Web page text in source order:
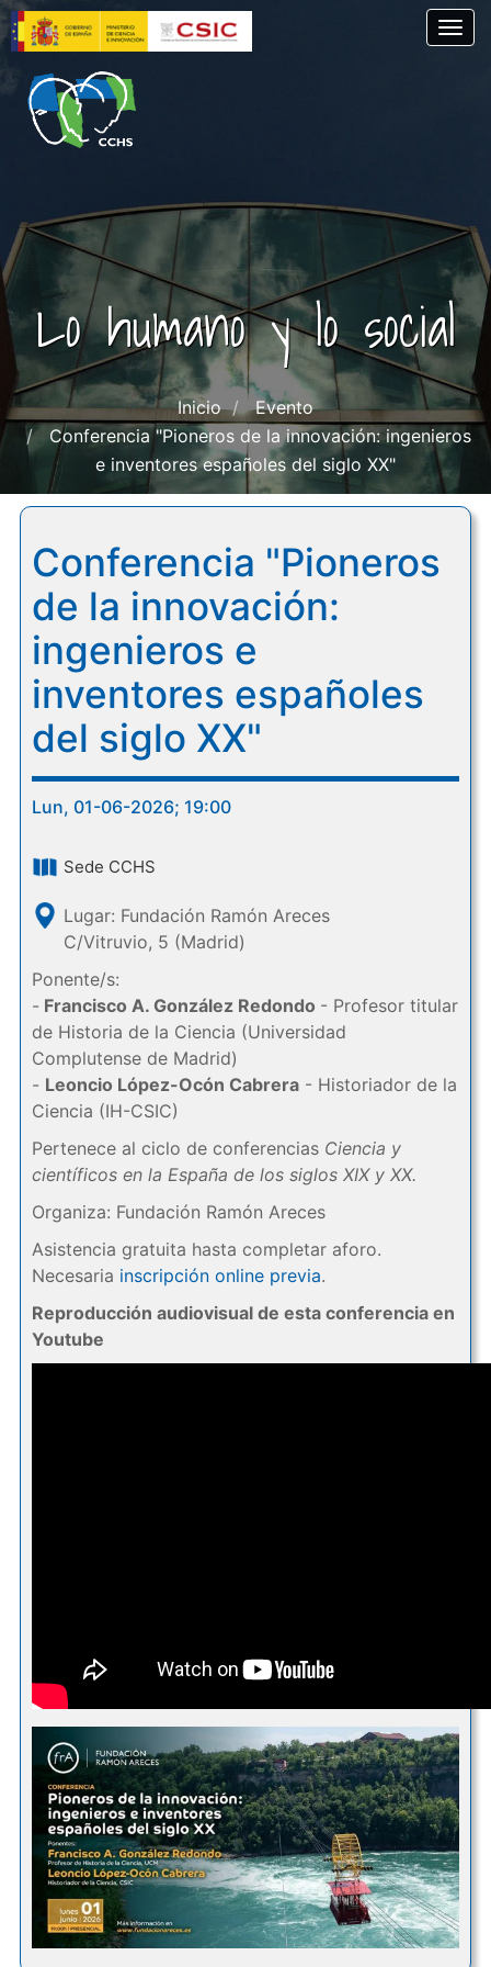
Pasar
al
contenido
principal
Lo humano y lo social
Inicio
Evento
Conferencia "Pioneros de la innovación: ingenieros
e inventores españoles del siglo XX"
Conferencia "Pioneros
de la innovación:
ingenieros e
inventores españoles
del siglo XX"
Lun, 01-06-2026; 19:00
Sede CCHS
Lugar: Fundación Ramón Areces
C/Vitruvio, 5 (Madrid)
Ponente/s:
- Francisco A. González Redondo - Profesor titular
de Historia de la Ciencia (Universidad
Complutense de Madrid)
- Leoncio López-Ocón Cabrera- Historiador de la
Ciencia (IH-CSIC)
Pertenece al ciclo de conferencias Ciencia y
científicos en la España de los siglos XIX y XX.
Organiza: Fundación Ramón Areces
Asistencia gratuita hasta completar aforo.
Necesaria inscripción online previa.
Reproducción audiovisual de esta conferencia en
Youtube